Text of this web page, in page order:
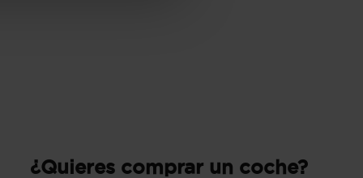
¿Quieres comprar un coche?